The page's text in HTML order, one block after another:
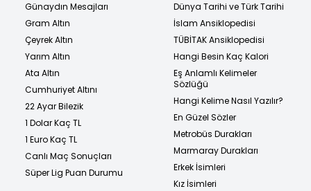
Günaydın Mesajları
Gram Altın
Çeyrek Altın
Yarım Altın
Ata Altın
Cumhuriyet Altını
22 Ayar Bilezik
1 Dolar Kaç TL
1 Euro Kaç TL
Canlı Maç Sonuçları
Süper Lig Puan Durumu
Dünya Tarihi ve Türk Tarihi
İslam Ansiklopedisi
TÜBİTAK Ansiklopedisi
Hangi Besin Kaç Kalori
Eş Anlamlı Kelimeler
Sözlüğü
Hangi Kelime Nasıl Yazılır?
En Güzel Sözler
Metrobüs Durakları
Marmaray Durakları
Erkek İsimleri
Kız İsimleri